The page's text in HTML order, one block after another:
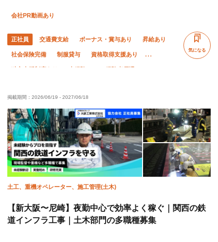
会社PR動画あり
正社員 交通費支給 ボーナス・賞与あり 昇給あり
社会保険完備 制服貸与 資格取得支援あり
独立支援制度あり 未経験OK 経験者優遇
60代以上活躍中 外国人活躍中
残業月10時間以下 夏季休暇 年末年始休暇
車・バイク通勤OK 転勤なし 土日休み
気になる
掲載期間： 2026/06/19 - 2027/06/18
土工、重機オペレーター、施工管理(土木)
【新大阪〜尼崎】夜勤中心で効率よく稼ぐ｜関西の鉄
道インフラ工事｜土木部門の多職種募集